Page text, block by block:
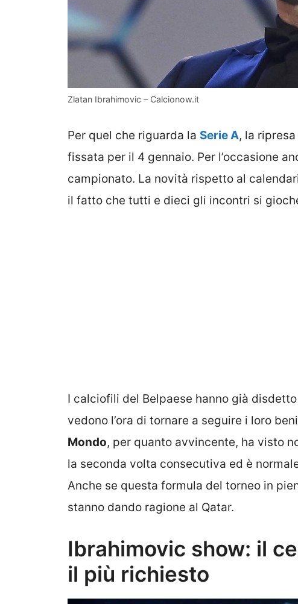
Zlatan Ibrahimovic – Calcionow.it
Per quel che riguarda la Serie A, la
fissata per il 4 gennaio. Per l’occasione
campionato. La novità rispetto al
il fatto che tutti e dieci gli incontri si
I calciofili del Belpaese hanno già
vedono l’ora di tornare a seguire i loro
Mondo, per quanto avvincente, ha visto
la seconda volta consecutiva ed è
Anche se questa formula del torneo in
stanno dando ragione al Qatar.
Ibrahimovic show: il
il più richiesto